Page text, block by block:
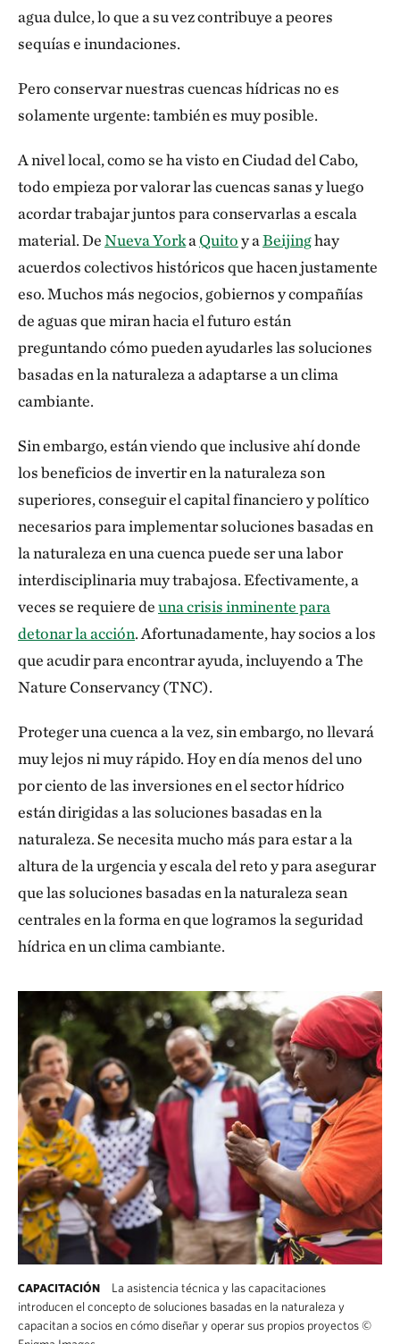
agua dulce, lo que a su vez contribuye a peores
sequías e inundaciones.
Pero conservar nuestras cuencas hídricas no es
solamente urgente: también es muy posible.
A nivel local, como se ha visto en Ciudad del Cabo,
todo empieza por valorar las cuencas sanas y luego
acordar trabajar juntos para conservarlas a escala
material. DeNueva YorkaQuitoy aBeijinghay
acuerdos colectivos históricos que hacen justamente
eso. Muchos más negocios, gobiernos y compañías
de aguas que miran hacia el futuro están
preguntando cómo pueden ayudarles las soluciones
basadas en la naturaleza a adaptarse a un clima
cambiante.
Sin embargo, están viendo que inclusive ahí donde
los beneficios de invertir en la naturaleza son
superiores, conseguir el capital financiero y político
necesarios para implementar soluciones basadas en
la naturaleza en una cuenca puede ser una labor
interdisciplinaria muy trabajosa. Efectivamente, a
veces se requiere deuna crisis inminente para
detonar la acción. Afortunadamente, hay socios a los
que acudir para encontrar ayuda, incluyendo a The
Nature Conservancy (TNC).
Proteger una cuenca a la vez, sin embargo, no llevará
muy lejos ni muy rápido. Hoy en día menos del uno
por ciento de las inversiones en el sector hídrico
están dirigidas a las soluciones basadas en la
naturaleza. Se necesita mucho más para estar a la
altura de la urgencia y escala del reto y para asegurar
que las soluciones basadas en la naturaleza sean
centrales en la forma en que logramos la seguridad
hídrica en un clima cambiante.
CAPACITACIÓN
La asistencia técnica y las capacitaciones
introducen el concepto de soluciones basadas en la naturaleza y
capacitan a socios en cómo diseñar y operar sus propios proyectos©